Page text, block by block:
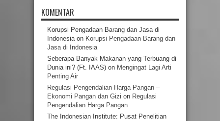
KOMENTAR
Korupsi Pengadaan Barang dan Jasa di
Indonesiaon Korupsi Pengadaan Barang dan
Jasa di Indonesia
Seberapa Banyak Makanan yang Terbuang di
Dunia ini? (Ft. IAAS) on Mengingat Lagi Arti
Penting Air
Regulasi Pengendalian Harga Pangan –
Ekonomi Pangan dan Gizi on Regulasi
Pengendalian Harga Pangan
The Indonesian Institute: Pusat Penelitian